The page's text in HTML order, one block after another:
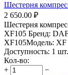
Шестерня
2 650.00 ₽
Шестерня
XF105 Бренд:
XF105Модель: XF
Доступность: 1 шт.
Кол-во:
+
−